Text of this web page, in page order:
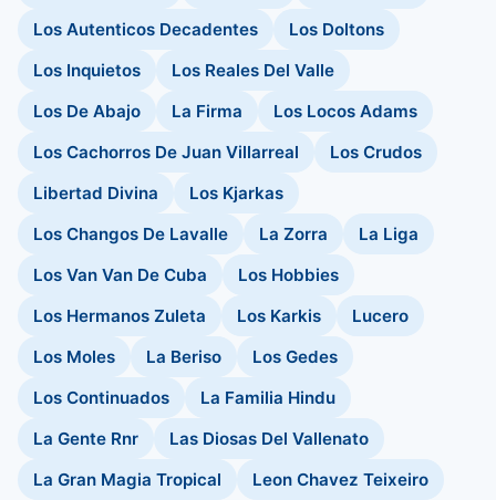
Los Autenticos Decadentes
Los Doltons
Los Inquietos
Los Reales Del Valle
Los De Abajo
La Firma
Los Locos Adams
Los Cachorros De Juan Villarreal
Los Crudos
Libertad Divina
Los Kjarkas
Los Changos De Lavalle
La Zorra
La Liga
Los Van Van De Cuba
Los Hobbies
Los Hermanos Zuleta
Los Karkis
Lucero
Los Moles
La Beriso
Los Gedes
Los Continuados
La Familia Hindu
La Gente Rnr
Las Diosas Del Vallenato
La Gran Magia Tropical
Leon Chavez Teixeiro